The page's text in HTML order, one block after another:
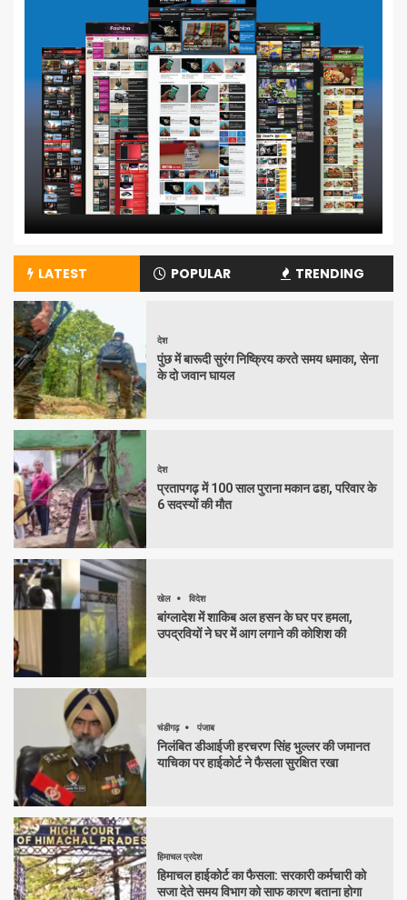
LATEST POPULAR TRENDING
देश
पुंछ में बारूदी सुरंग निष्क्रिय करते समय धमाका, सेना
के दो जवान घायल
देश
प्रतापगढ़ में 100 साल पुराना मकान ढहा, परिवार के
6 सदस्यों की मौत
खेल विदेश
बांग्लादेश में शाकिब अल हसन के घर पर हमला,
उपद्रवियों ने घर में आग लगाने की कोशिश की
चंडीगढ़ पंजाब
निलंबित डीआईजी हरचरण सिंह भुल्लर की जमानत
याचिका पर हाईकोर्ट ने फैसला सुरक्षित रखा
हिमाचल प्रदेश
हिमाचल हाईकोर्ट का फैसला: सरकारी कर्मचारी को
सजा देते समय विभाग को साफ कारण बताना होगा